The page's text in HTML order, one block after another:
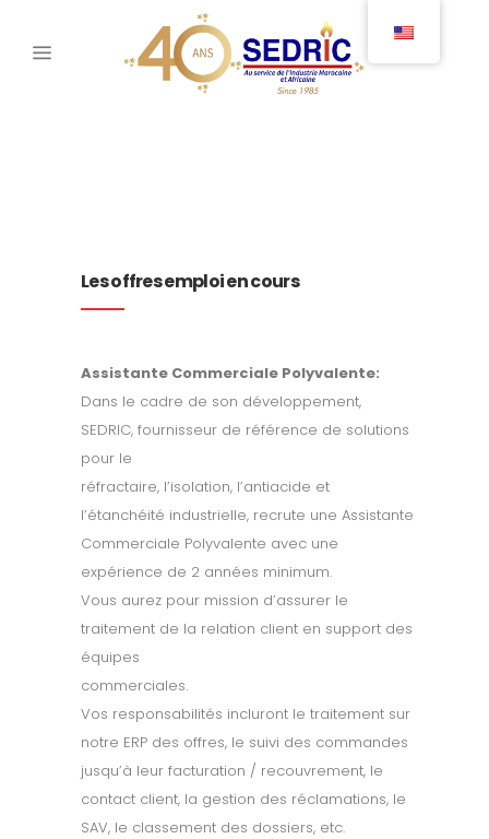
Les offres emploi en cours
Assistante Commerciale Polyvalente:
Dans le cadre de son développement,
SEDRIC, fournisseur de référence de solutions
pour le
réfractaire, l’isolation, l’antiacide et
l’étanchéité industrielle, recrute une Assistante
Commerciale Polyvalente avec une
expérience de 2 années minimum.
Vous aurez pour mission d’assurer le
traitement de la relation client en support des
équipes
commerciales.
Vos responsabilités incluront le traitement sur
notre ERP des offres, le suivi des commandes
jusqu’à leur facturation / recouvrement, le
contact client, la gestion des réclamations, le
SAV, le classement des dossiers, etc.